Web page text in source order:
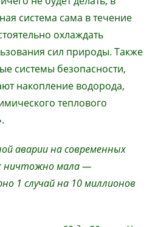
система сама в течение
охлаждать
сил природы. Также
системы безопасности,
накопление водорода,
теплового
аварии на современных
ничтожно мала —
1 случай на 10 миллионов